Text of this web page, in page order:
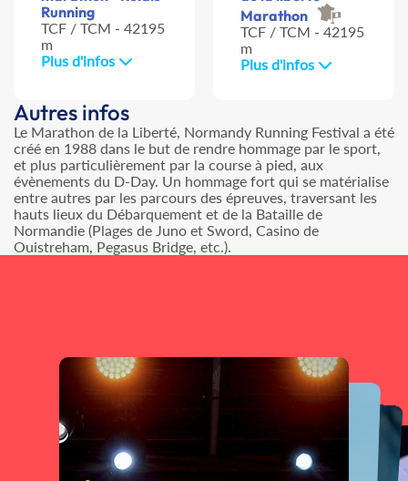
Running
TCF / TCM - 42195
m
Plus d'infos
Marathon
TCF / TCM - 42195
m
Plus d'infos
Autres infos
Le Marathon de la Liberté, Normandy Running Festival a été
créé en 1988 dans le but de rendre hommage par le sport,
et plus particulièrement par la course à pied, aux
évènements du D-Day. Un hommage fort qui se matérialise
entre autres par les parcours des épreuves, traversant les
hauts lieux du Débarquement et de la Bataille de
Normandie (Plages de Juno et Sword, Casino de
Ouistreham, Pegasus Bridge, etc.).